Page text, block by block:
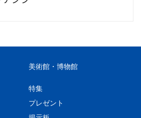
美術館・博物館
特集
プレゼント